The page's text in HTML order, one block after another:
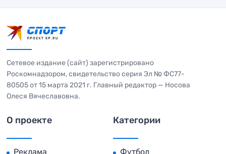
Сетевое издание (сайт) зарегистрировано
Роскомнадзором, свидетельство серия Эл № ФС77-
80505 от 15 марта 2021 г. Главный редактор — Носова
Олеся Вячеславовна.
О проекте
Реклама
Категории
Футбол